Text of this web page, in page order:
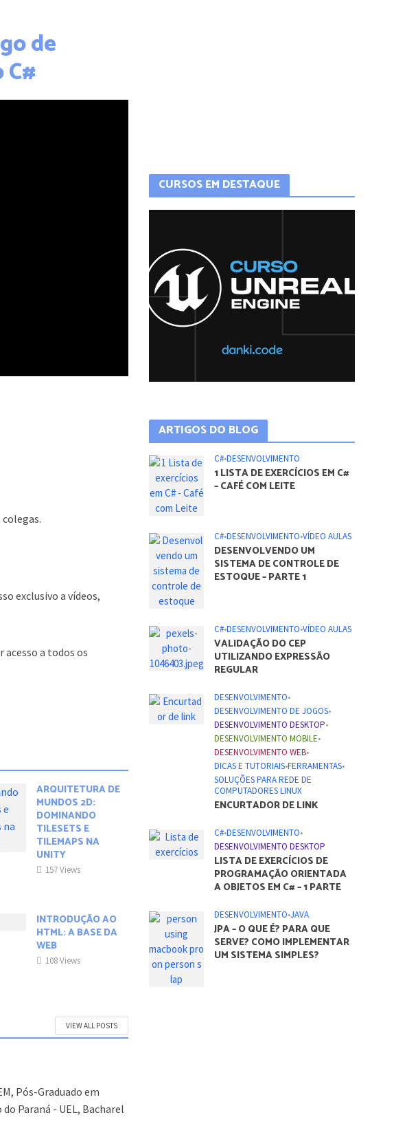
de
exclusivo a vídeos,
acesso a todos os
ARQUITETURA DE
MUNDOS 2D:
DOMINANDO
TILESETS E
TILEMAPS NA
UNITY
157 Views
INTRODUÇÃO AO
HTML: A BASE DA
WEB
108 Views
VIEW ALL POSTS
Pós-Graduado em
Paraná - UEL, Bacharel
CURSOS EM DESTAQUE
ARTIGOS DO BLOG
C#•DESENVOLVIMENTO
1 LISTA DE EXERCÍCIOS EM C#
– CAFÉ COM LEITE
C#•DESENVOLVIMENTO•VÍDEO AULAS
DESENVOLVENDO UM
SISTEMA DE CONTROLE DE
ESTOQUE – PARTE 1
C#•DESENVOLVIMENTO•VÍDEO AULAS
VALIDAÇÃO DO CEP
UTILIZANDO EXPRESSÃO
REGULAR
DESENVOLVIMENTO•
DESENVOLVIMENTO DE JOGOS•
DESENVOLVIMENTO DESKTOP•
DESENVOLVIMENTO MOBILE•
DESENVOLVIMENTO WEB•
DICAS E TUTORIAIS•FERRAMENTAS•
SOLUÇÕES PARA REDE DE
COMPUTADORES LINUX
ENCURTADOR DE LINK
C#•DESENVOLVIMENTO•
DESENVOLVIMENTO DESKTOP
LISTA DE EXERCÍCIOS DE
PROGRAMAÇÃO ORIENTADA
A OBJETOS EM C# – 1 PARTE
DESENVOLVIMENTO•JAVA
JPA – O QUE É? PARA QUE
SERVE? COMO IMPLEMENTAR
UM SISTEMA SIMPLES?